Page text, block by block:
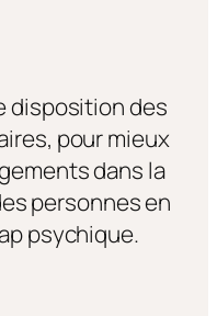
disposition des
pour mieux
dans la
personnes en
psychique.